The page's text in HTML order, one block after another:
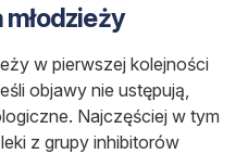
w pierwszej kolejności
objawy nie ustępują,
Najczęściej w tym
z grupy inhibitorów